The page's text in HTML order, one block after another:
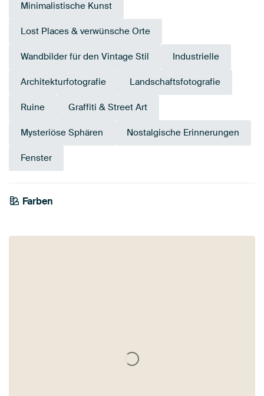
Minimalistische Kunst
Lost Places & verwünsche Orte
Wandbilder für den Vintage Stil Industrielle
Architekturfotografie Landschaftsfotografie
Ruine Graffiti & Street Art
Mysteriöse Sphären Nostalgische Erinnerungen
Fenster
Farben
Grau
Salbeigrün